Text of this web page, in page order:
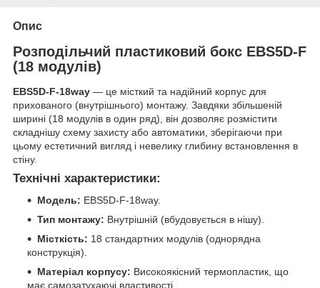
Опис
Розподільчий пластиковий бокс EBS5D-F
(18 модулів)
EBS5D-F-18way — це місткий та надійний корпус для
прихованого (внутрішнього) монтажу. Завдяки збільшеній
ширині (18 модулів в один ряд), він дозволяє розмістити
складнішу схему захисту або автоматики, зберігаючи при
цьому естетичний вигляд і невелику глибину встановлення в
стіну.
Технічні характеристики:
Модель: EBS5D-F-18way.
Тип монтажу: Внутрішній (вбудовується в нішу).
Місткість: 18 стандартних модулів (однорядна
конструкція).
Матеріал корпусу: Високоякісний термопластик, що
має самозатухаючі властивості.